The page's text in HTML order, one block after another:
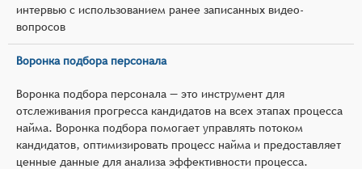
интервью с использованием ранее записанных видео-
вопросов
Воронка подбора персонала
Воронка подбора персонала — это инструмент для
отслеживания прогресса кандидатов на всех этапах процесса
найма. Воронка подбора помогает управлять потоком
кандидатов, оптимизировать процесс найма и предоставляет
ценные данные для анализа эффективности процесса.